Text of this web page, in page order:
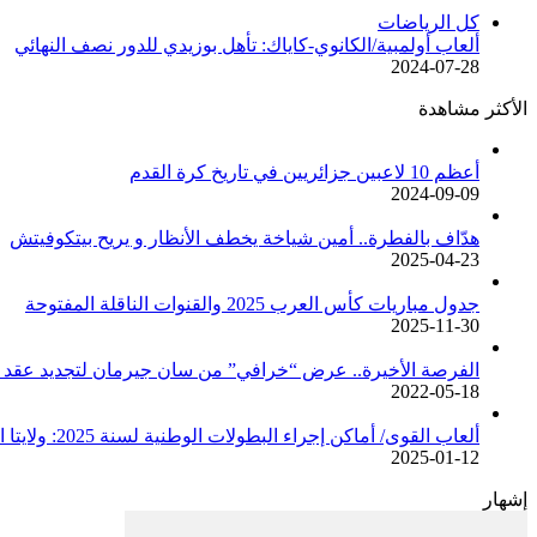
كل الرياضات
ألعاب أولمبية/الكانوي-كاياك: تأهل بوزيدي للدور نصف النهائي
2024-07-28
الأكثر مشاهدة
أعظم 10 لاعبين جزائريين في تاريخ كرة القدم
2024-09-09
هدّاف بالفطرة.. أمين شياخة يخطف الأنظار و يريح بيتكوفيتش
2025-04-23
جدول مباريات كأس العرب 2025 والقنوات الناقلة المفتوحة
2025-11-30
الفرصة الأخيرة.. عرض “خرافي” من سان جيرمان لتجديد عقد
2022-05-18
ألعاب القوى/ أماكن إجراء البطولات الوطنية لسنة 2025: ولايتا الجزائر وبجاية تحتضنان أغلبية المسابقات /اتحادية/
2025-01-12
إشهار